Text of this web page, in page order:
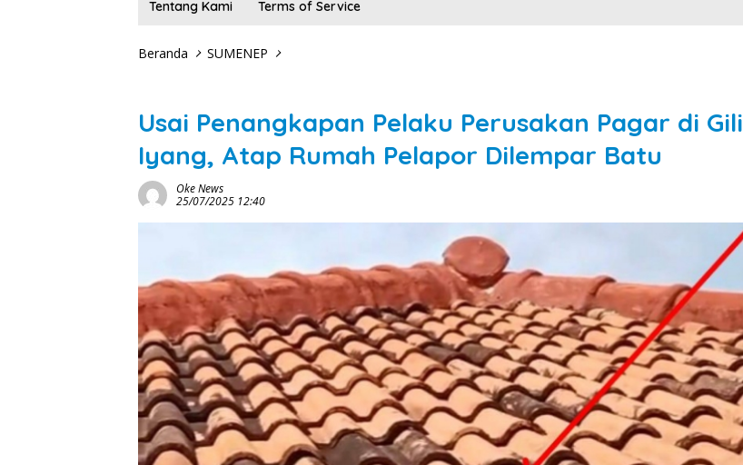
Tentang Kami Terms of Service
Beranda SUMENEP
Usai Penangkapan Pelaku Perusakan Pagar di Gili
Iyang, Atap Rumah Pelapor Dilempar Batu
Oke News
25/07/2025 12:40